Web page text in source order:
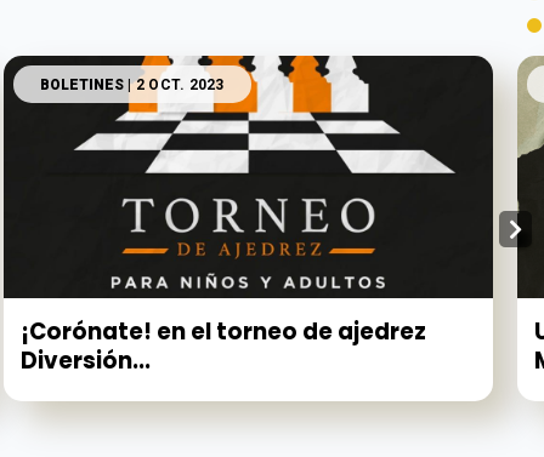
BOLETINES | 2 OCT. 2023
¡Corónate! en el torneo de ajedrez
Diversión...